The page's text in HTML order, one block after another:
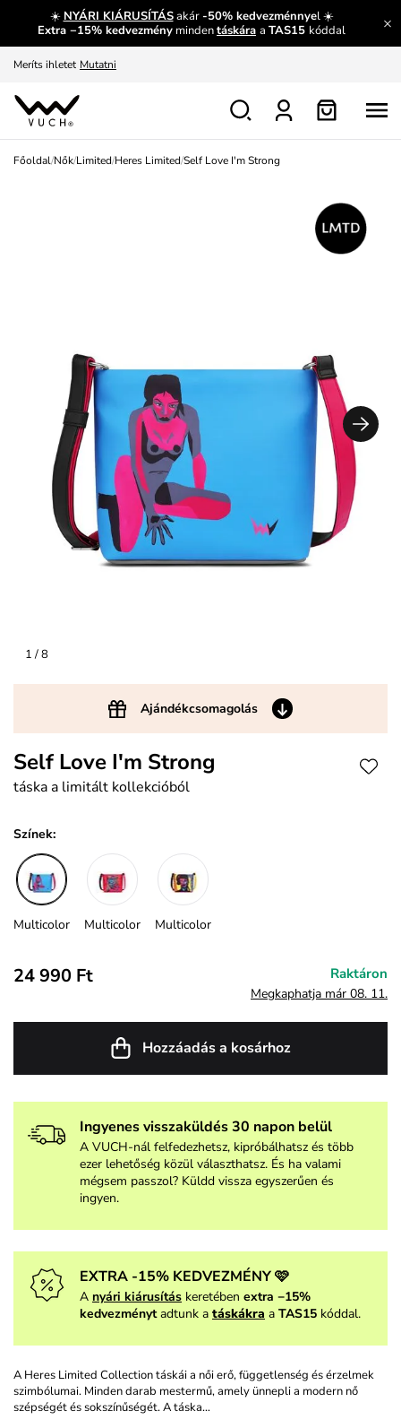
☀️ NYÁRI KIÁRUSÍTÁSakár-50% kedvezménnyel ☀️
Extra −15% kedvezmény mindentáskára a TAS15 kóddal
Fedezze fel velünk az újdonságokat. Megtekintés
Meríts ihletet Mutatni
Ingyenes csere és visszaküldés
Főoldal/Nők/Limited/Heres Limited/Self Love I'm Strong
1/ 8
Ajándékcsomagolás
Self Love I'm Strong
táska a limitált kollekcióból
Színek:
Multicolor Multicolor Multicolor
24 990 Ft Raktáron
Megkaphatja már 08. 11.
Hozzáadás a kosárhoz
Ingyenes visszaküldés 30 napon belül
A VUCH-nál felfedezhetsz, kipróbálhatsz és több
ezer lehetőség közül választhatsz. És ha valami
mégsem passzol? Küldd vissza egyszerűen és
ingyen.
EXTRA -15% KEDVEZMÉNY 🩷
A nyári kiárusítás keretében extra −15%
kedvezménytadtunk a táskákra a TAS15 kóddal.
A Heres Limited Collection táskái a női erő, függetlenség és érzelmek
szimbólumai. Minden darab mestermű, amely ünnepli a modern nő
szépségét és sokszínűségét. A táska…